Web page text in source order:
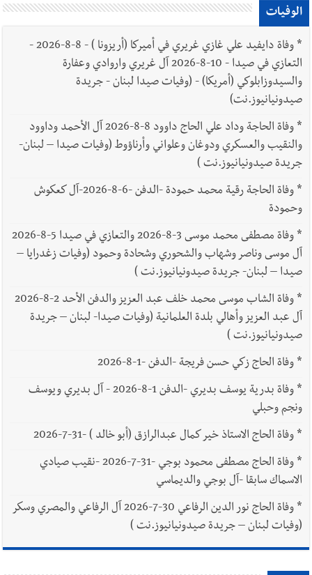
الوفيات
*
وفاة دايفيد علي غازي غريري في أميركا (أريزونا ) - 8-8-2026 -
التعازي في صيدا - 10-8-2026 آل غريري واروادي وعفارة
والسيدوزابلوكي (أمريكا) - (وفيات صيدا لبنان - جريدة
صيدونيانيوز.نت)
*
وفاة الحاجة وداد علي الحاج داوود 8-8-2026 آل الأحمد وداوود
والنقيب والعسكري ودوغان وعلواني وأرناؤوط (وفيات صيدا – لبنان-
جريدة صيدونيانيوز.نت )
*
وفاة الحاجة رقية محمد حمودة -الدفن -6-8-2026-آل كعكوش
وحمودة
*
وفاة مصطفى محمد موسى 3-8-2026 والتعازي في صيدا 5-8-2026
آل موسى وناصر وشهاب والشحوري وشحادة وحمود (وفيات زغدرايا –
صيدا – لبنان- جريدة صيدونيانيوز.نت )
*
وفاة الشاب موسى محمد خلف عبد العزيز والدفن الأحد 2-8-2026
آل عبد العزيز وأهالي بلدة العلمانية (وفيات صيدا- لبنان – جريدة
صيدونيانيوز.نت )
*وفاة الحاج زكي حسن فريجة -الدفن -1-8-2026
*
وفاة بدرية يوسف بديري -الدفن 1-8-2026 - آل بديري ويوسف
ونجم وحبلي
*وفاة الحاج الاستاذ خير كمال عبدالرازق (أبو خالد ) -31-7-2026
*
وفاة الحاج مصطفى محمود بوجي -31-7-2026 -نقيب صيادي
الاسماك سابقا -آل بوجي والديماسي
*
وفاة الحاج نور الدين الرفاعي 30-7-2026 آل الرفاعي والمصري وسكر
(وفيات لبنان – جريدة صيدونيانيوز.نت )